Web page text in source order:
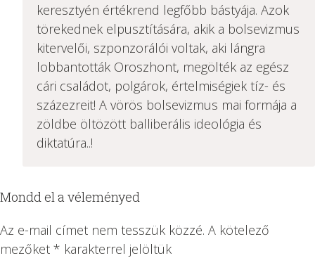
keresztyén értékrend legfőbb bástyája. Azok
törekednek elpusztítására, akik a bolsevizmus
kitervelői, szponzorálói voltak, aki lángra
lobbantották Oroszhont, megölték az egész
cári családot, polgárok, értelmiségiek tíz- és
százezreit! A vörös bolsevizmus mai formája a
zöldbe öltözött balliberális ideológia és
diktatúra..!
Mondd el a véleményed
Az e-mail címet nem tesszük közzé. A kötelező
mezőket * karakterrel jelöltük